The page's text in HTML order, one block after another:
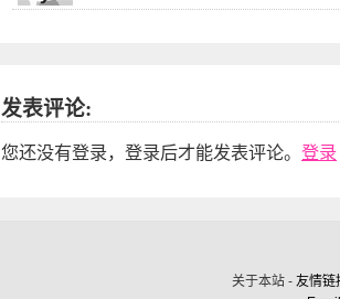
发表评论:
您还没有登录，登录后才能发表评论。 登录
关于本站 - 友情链